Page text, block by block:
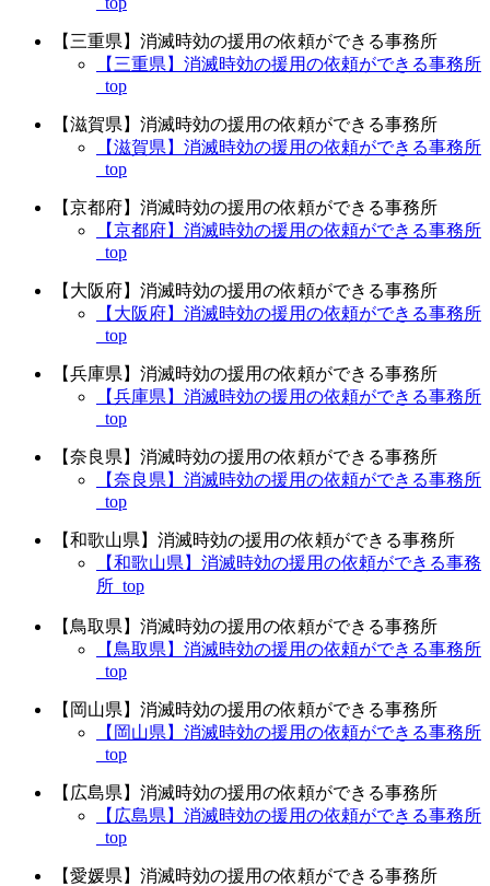
【三重県】消滅時効の援用の依頼ができる事務所
【三重県】消滅時効の援用の依頼ができる事務所
_top
【滋賀県】消滅時効の援用の依頼ができる事務所
【滋賀県】消滅時効の援用の依頼ができる事務所
_top
【京都府】消滅時効の援用の依頼ができる事務所
【京都府】消滅時効の援用の依頼ができる事務所
_top
【大阪府】消滅時効の援用の依頼ができる事務所
【大阪府】消滅時効の援用の依頼ができる事務所
_top
【兵庫県】消滅時効の援用の依頼ができる事務所
【兵庫県】消滅時効の援用の依頼ができる事務所
_top
【奈良県】消滅時効の援用の依頼ができる事務所
【奈良県】消滅時効の援用の依頼ができる事務所
_top
【和歌山県】消滅時効の援用の依頼ができる事務所
【和歌山県】消滅時効の援用の依頼ができる事務
所_top
【鳥取県】消滅時効の援用の依頼ができる事務所
【鳥取県】消滅時効の援用の依頼ができる事務所
_top
【岡山県】消滅時効の援用の依頼ができる事務所
【岡山県】消滅時効の援用の依頼ができる事務所
_top
【広島県】消滅時効の援用の依頼ができる事務所
【広島県】消滅時効の援用の依頼ができる事務所
_top
【愛媛県】消滅時効の援用の依頼ができる事務所